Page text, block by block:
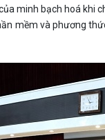
minh bạch hoá khi
mềm và phương